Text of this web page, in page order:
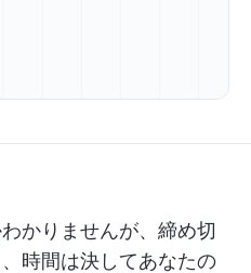
かりませんが、締め切
時間は決してあなたの